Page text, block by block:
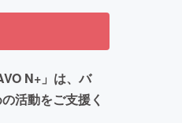
N+」は、バ
活動をご支援く